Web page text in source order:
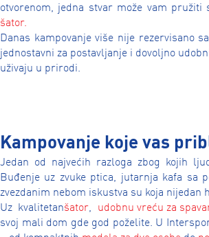
otvorenom, jedna stvar može vam
šator.
Danas kampovanje više nije rezervisano
jednostavni za postavljanje i dovoljno
uživaju u prirodi.
Kampovanje koje vas
Jedan od najvećih razloga zbog kojih
Buđenje uz zvuke ptica, jutarnja kafa sa
zvezdanim nebom iskustva su koja nijedan
Uz kvalitetanšator, udobnu vreću za
svoj mali dom gde god poželite. U